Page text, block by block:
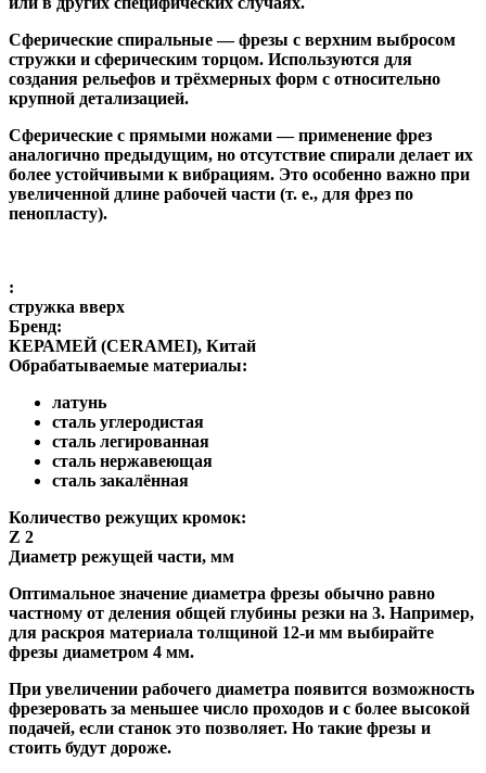
Сферические спиральные— фрезы с верхним выбросом
стружки и сферическим торцом. Используются для
создания рельефов и трёхмерных форм с относительно
крупной детализацией.
Сферические с прямыми ножами— применение фрез
аналогично предыдущим, но отсутствие спирали делает их
более устойчивыми к вибрациям. Это особенно важно при
увеличенной длине рабочей части (т. е., для фрез по
пенопласту).
:
стружка вверх
Бренд:
КЕРАМЕЙ (CERAMEI), Китай
Обрабатываемые материалы:
латунь
сталь углеродистая
сталь легированная
сталь нержавеющая
сталь закалённая
Количество режущих кромок:
Z 2
Диаметр режущей части, мм
Оптимальное значение диаметра фрезы обычно равно
частному от деления общей глубины резки на 3. Например,
для раскроя материала толщиной 12-и мм выбирайте
фрезы диаметром 4 мм.
При увеличении рабочего диаметра появится возможность
фрезеровать за меньшее число проходов и с более высокой
подачей, если станок это позволяет. Но такие фрезы и
стоить будут дороже.